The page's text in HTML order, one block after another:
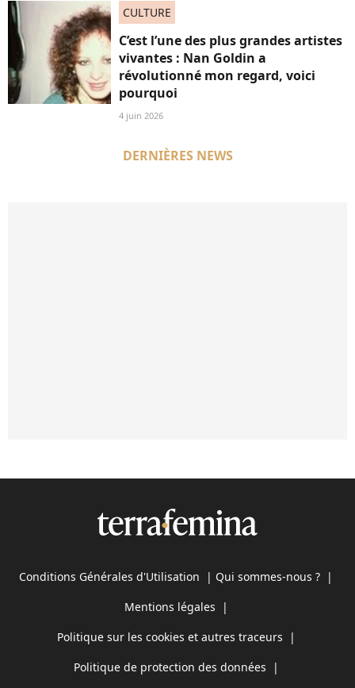
CULTURE
C’est l’une des plus grandes artistes
vivantes : Nan Goldin a
révolutionné mon regard, voici
pourquoi
4 juin 2026
DERNIÈRES NEWS
Conditions Générales d'Utilisation | Qui sommes-nous ? |
Mentions légales |
Politique sur les cookies et autres traceurs |
Politique de protection des données |